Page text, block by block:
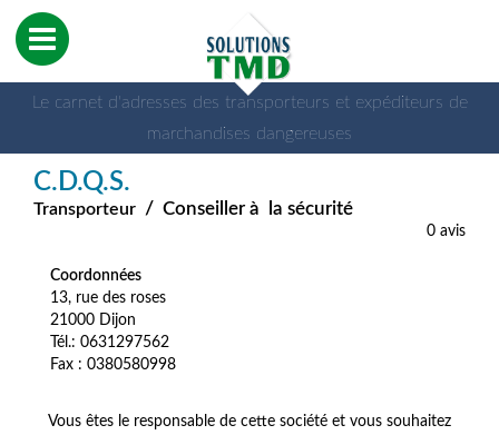
Le carnet d'adresses des transporteurs et expéditeurs de
marchandises dangereuses
C.D.Q.S.
Transporteur / Conseiller à la sécurité
0 avis
Coordonnées
13, rue des roses
21000 Dijon
Tél.: 0631297562
Fax : 0380580998
Vous êtes le responsable de cette société et vous souhaitez